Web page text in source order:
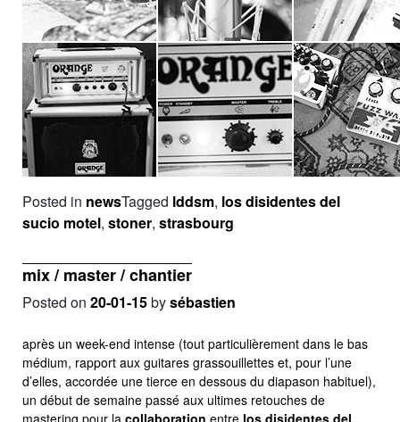
Posted in newsTagged lddsm, los disidentes del
sucio motel, stoner, strasbourg
mix / master / chantier
Posted on 20-01-15bysébastien
après un week-end intense (tout particulièrement dans le bas
médium, rapport aux guitares grassouillettes et, pour l’une
d’elles, accordée une tierce en dessous du diapason habituel),
un début de semaine passé aux ultimes retouches de
mastering pour la collaboration entre los disidentes del